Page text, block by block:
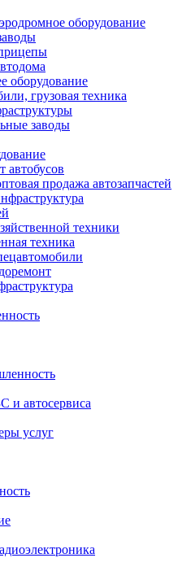
оборудование
оборудование
грузовая техника
заводы
продажа автозапчастей
техники
техника
и автосервиса
услуг